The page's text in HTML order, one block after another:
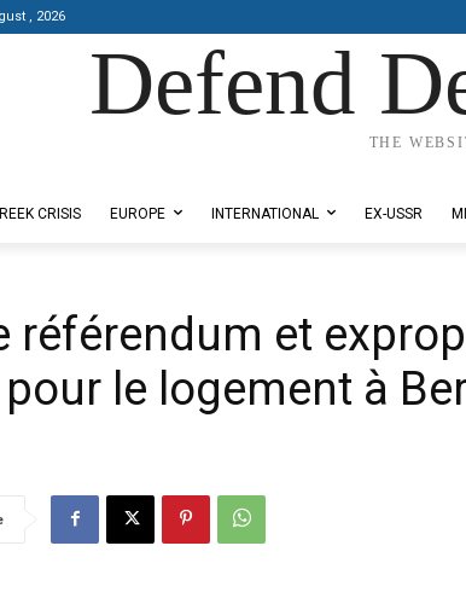
, 2026
Defend
THE
CRISIS EUROPE INTERNATIONAL EX-USSR
référendum et
pour le logement à